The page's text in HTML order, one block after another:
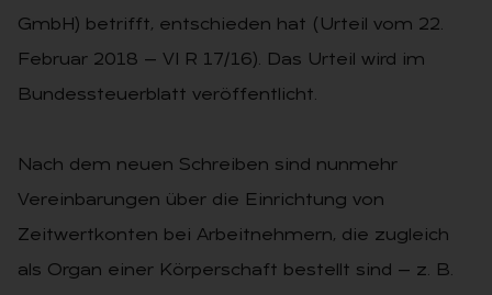
GmbH) betrifft, entschieden hat (Urteil vom 22.
Februar 2018 — VI R 17/16). Das Urteil wird im
Bundessteuerblatt veröffentlicht.
Nach dem neuen Schreiben sind nunmehr
Vereinbarungen über die Einrichtung von
Zeitwertkonten bei Arbeitnehmern, die zugleich
als Organ einer Körperschaft bestellt sind — z. B.